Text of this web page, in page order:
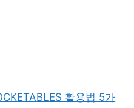
활용법 5가